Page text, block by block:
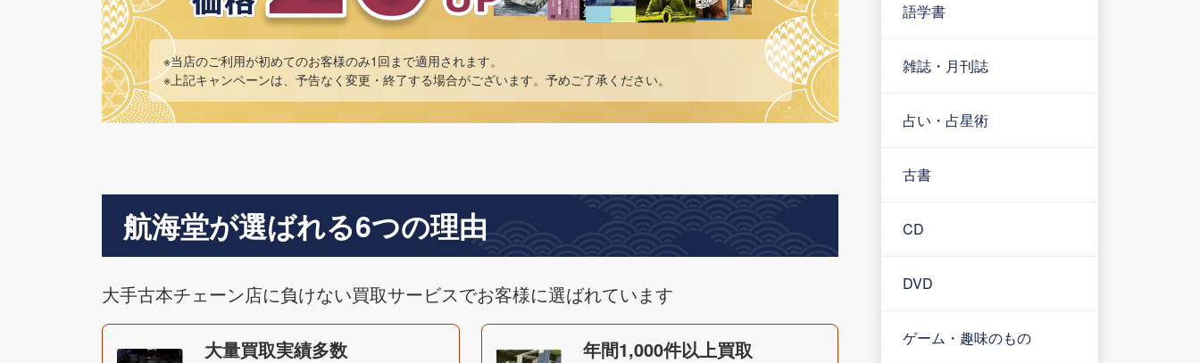
※当店のご利用が初めてのお客様のみ1回まで適用されます。
※上記キャンペーンは、予告なく変更・終了する場合がございます。予めご了承ください。
航海堂が選ばれる6つの理由
大手古本チェーン店に負けない買取サービスでお客様に選ばれています
大量買取実績多数 年間1,000件以上買取
語学書
雑誌・月刊誌
占い・占星術
古書
CD
DVD
ゲーム・趣味のもの